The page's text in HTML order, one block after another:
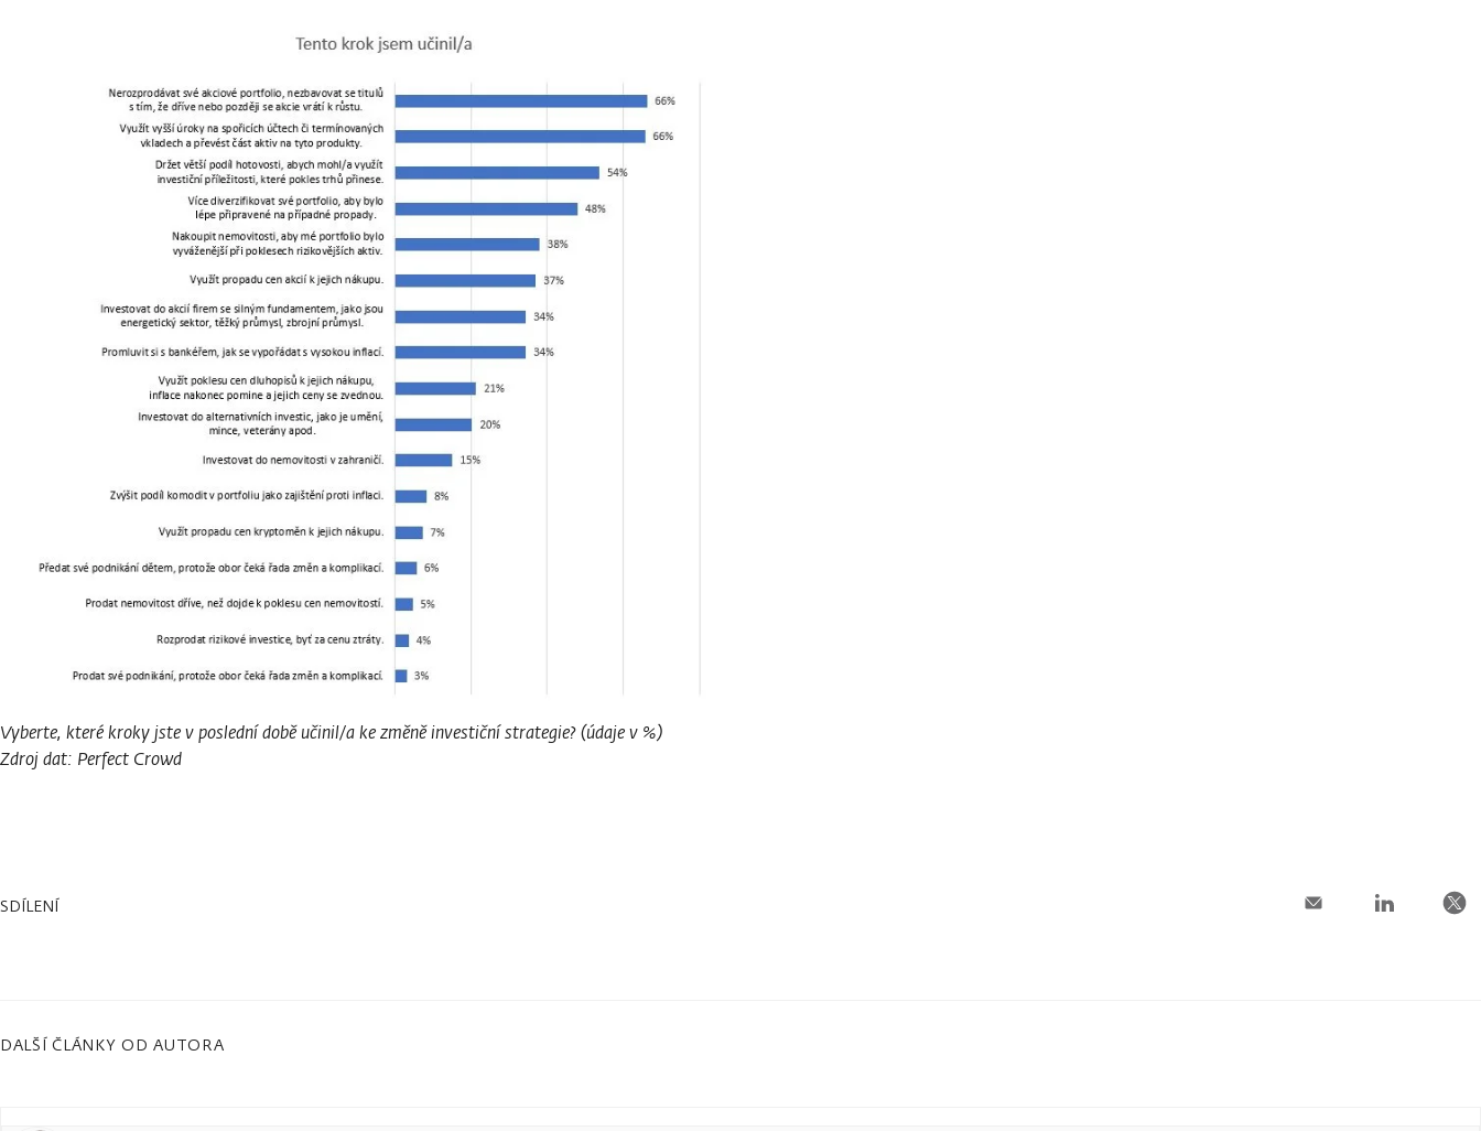
Vyberte, které kroky jste v poslední době učinil/a ke změně investiční strategie? (údaje v %)
Zdroj dat: Perfect Crowd
SDÍLENÍ
DALŠÍ ČLÁNKY OD AUTORA